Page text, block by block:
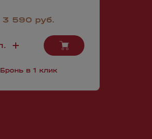
3 590 руб.
Бронь в 1 клик